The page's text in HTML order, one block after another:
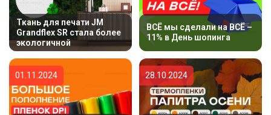
Ткань для печати JM
Grandflex SR стала более
экологичной
ВСЁ мы сделали на ВСЁ –
11% в День шопинга
01.11.2024 28.10.2024